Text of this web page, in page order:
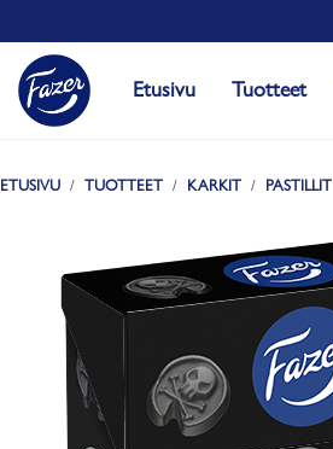
Etusivu Tuotteet
ETUSIVU TUOTTEET KARKIT PASTILLIT